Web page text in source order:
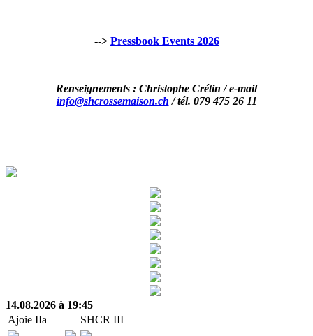
--> Pressbook Events 2026
Renseignements : Christophe Crétin / e-mail
info@shcrossemaison.ch / tél. 079 475 26 11
14.08.2026 à 19:45
Ajoie IIa
SHCR III